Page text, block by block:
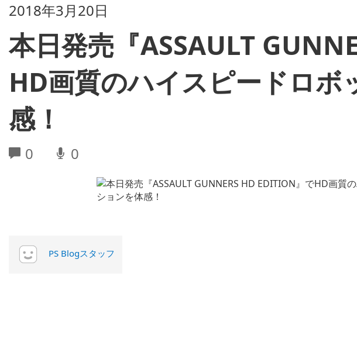
2018年3月20日
本日発売『ASSAULT
HD画質のハイスピードロボ
感！
0 0
PS Blogスタッフ